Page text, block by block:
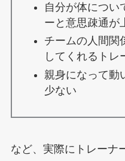
自分が体につい
ーと意思疎通が
チームの人間関
してくれるトレ
親身になって動
少ない
など、実際にトレーナ